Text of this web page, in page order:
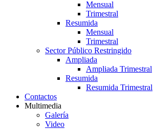
Mensual
Trimestral
Resumida
Mensual
Trimestral
Sector Público Restringido
Ampliada
Ampliada Trimestral
Resumida
Resumida Trimestral
Contactos
Multimedia
Galería
Video